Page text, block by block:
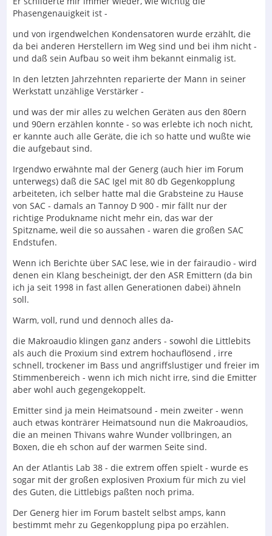
Phasengenauigkeit ist -
und von irgendwelchen Kondensatoren wurde erzählt, die
da bei anderen Herstellern im Weg sind und bei ihm nicht -
und daß sein Aufbau so weit ihm bekannt einmalig ist.
In den letzten Jahrzehnten reparierte der Mann in seiner
Werkstatt unzählige Verstärker -
und was der mir alles zu welchen Geräten aus den 80ern
und 90ern erzählen konnte - so was erlebte ich noch nicht,
er kannte auch alle Geräte, die ich so hatte und wußte wie
die aufgebaut sind.
Irgendwo erwähnte mal der Generg (auch hier im Forum
unterwegs) daß die SAC Igel mit 80 db Gegenkopplung
arbeiteten, ich selber hatte mal die Grabsteine zu Hause
von SAC - damals an Tannoy D 900 - mir fällt nur der
richtige Produkname nicht mehr ein, das war der
Spitzname, weil die so aussahen - waren die großen SAC
Endstufen.
Wenn ich Berichte über SAC lese, wie in der fairaudio - wird
denen ein Klang bescheinigt, der den ASR Emittern (da bin
ich ja seit 1998 in fast allen Generationen dabei) ähneln
soll.
Warm, voll, rund und dennoch alles da-
die Makroaudio klingen ganz anders - sowohl die Littlebits
als auch die Proxium sind extrem hochauflösend , irre
schnell, trockener im Bass und angriffslustiger und freier im
Stimmenbereich - wenn ich mich nicht irre, sind die Emitter
aber wohl auch gegengekoppelt.
Emitter sind ja mein Heimatsound - mein zweiter - wenn
auch etwas konträrer Heimatsound nun die Makroaudios,
die an meinen Thivans wahre Wunder vollbringen, an
Boxen, die eh schon auf der warmen Seite sind.
An der Atlantis Lab 38 - die extrem offen spielt - wurde es
sogar mit der großen explosiven Proxium für mich zu viel
des Guten, die Littlebigs paßten noch prima.
Der Generg hier im Forum bastelt selbst amps, kann
bestimmt mehr zu Gegenkopplung pipa po erzählen.